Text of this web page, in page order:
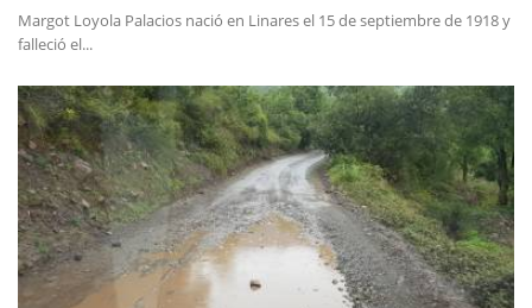
Margot Loyola Palacios nació en Linares el 15 de septiembre de 1918 y
falleció el...